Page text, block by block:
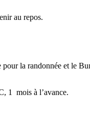
au repos.
la randonnée et le
1 mois à l’avance.